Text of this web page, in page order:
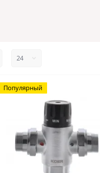
Популярный